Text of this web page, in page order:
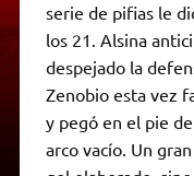
serie de pifias le
los 21. Alsina
despejado la
Zenobio esta vez
y pegó en el pie
arco vacío. Un